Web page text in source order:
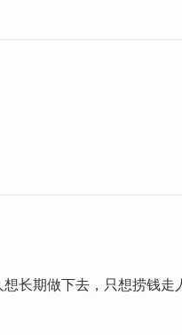
长期做下去，只想捞钱走